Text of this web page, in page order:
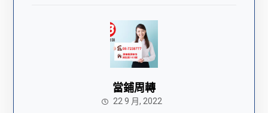
當鋪周轉
22 9 月, 2022